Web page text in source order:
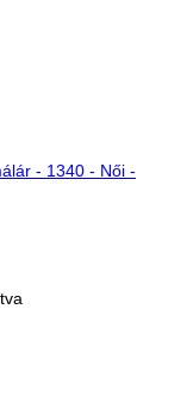
- 1340 - Női -